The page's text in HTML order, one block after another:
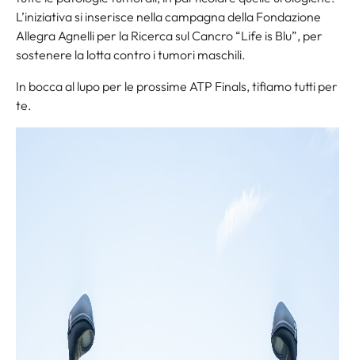
L’iniziativa si inserisce nella campagna della Fondazione
Allegra Agnelli per la Ricerca sul Cancro “Life is Blu”, per
sostenere la lotta contro i tumori maschili.
In bocca al lupo per le prossime ATP Finals, tifiamo tutti per
te.